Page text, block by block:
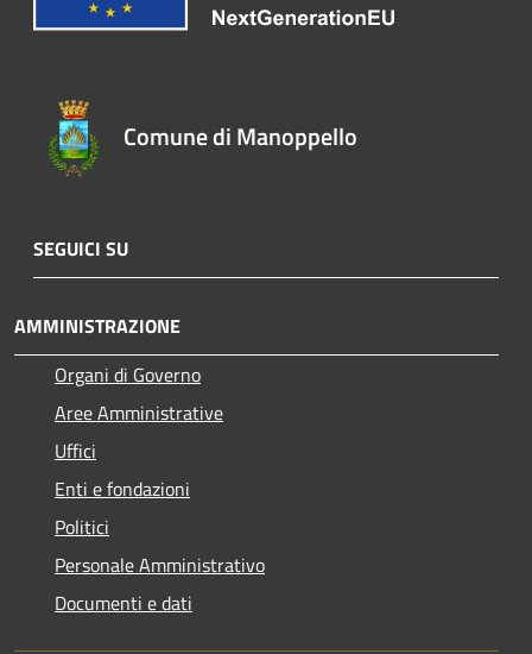
Comune di Manoppello
SEGUICI SU
AMMINISTRAZIONE
Organi di Governo
Aree Amministrative
Uffici
Enti e fondazioni
Politici
Personale Amministrativo
Documenti e dati